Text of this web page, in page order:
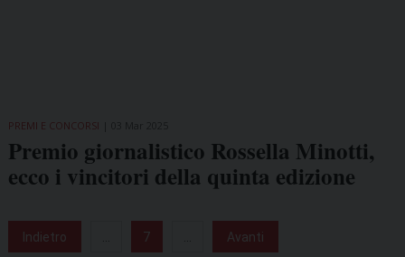
PREMI E CONCORSI
Premio giornalistico Rossella Minotti,
ecco i vincitori della quinta edizione
Indietro 7 Avanti